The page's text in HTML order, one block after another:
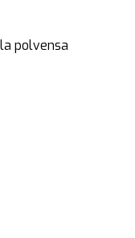
polvensa